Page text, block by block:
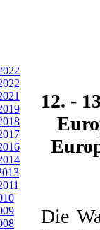
12. -
Die